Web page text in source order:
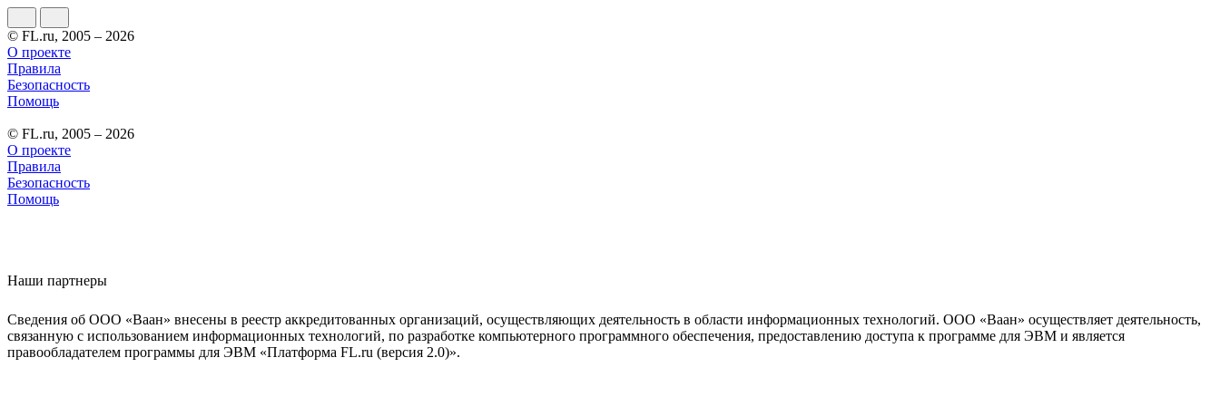
© FL.ru, 2005 – 2026
О проекте
Правила
Безопасность
Помощь
© FL.ru, 2005 – 2026
О проекте
Правила
Безопасность
Помощь
Наши партнеры
Сведения об ООО «Ваан» внесены в реестр аккредитованных организаций, осуществляющих деятельность в области информационных технологий. ООО «Ваан» осуществляет деятельность,
связанную с использованием информационных технологий, по разработке компьютерного программного обеспечения, предоставлению доступа к программе для ЭВМ и является
правообладателем программы для ЭВМ «Платформа FL.ru (версия 2.0)».